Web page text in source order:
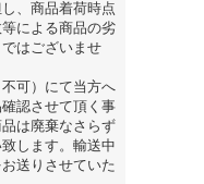
、商品着荷時点
による商品の劣
はございませ
可）にて当方へ
認させて頂く事
は廃棄なさらず
します。輸送中
送りさせていた